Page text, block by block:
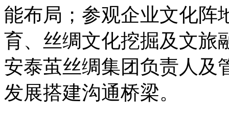
能布局；参观企业文化阵
育、丝绸文化挖掘及文旅
安泰茧丝绸集团负责人及
发展搭建沟通桥梁。